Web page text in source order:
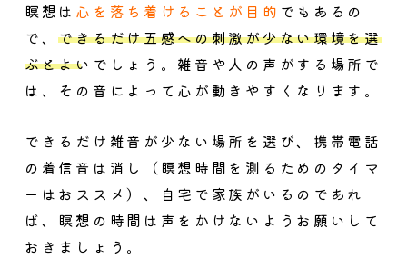
瞑想は 心を落ち着けることが目的 でもあるの
で、できるだけ五感への刺激が少ない環境を選
ぶとよい でしょう。雑音や人の声がする場所で
は、その音によって心が動きやすくなります。
できるだけ雑音が少ない場所を選び、携帯電話
の着信音は消し（瞑想時間を測るためのタイマ
ーはおススメ）、自宅で家族がいるのであれ
ば、瞑想の時間は声をかけないようお願いして
おきましょう。